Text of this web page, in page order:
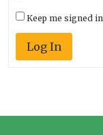
Keep me signed in
Log In